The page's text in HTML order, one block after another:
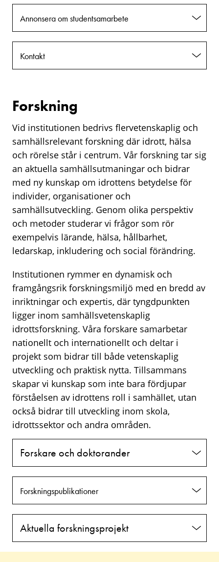
Annonsera om studentsamarbete
Kontakt
Forskning
Vid institutionen bedrivs flervetenskaplig och
samhällsrelevant forskning där idrott, hälsa
och rörelse står i centrum. Vår forskning tar sig
an aktuella samhällsutmaningar och bidrar
med ny kunskap om idrottens betydelse för
individer, organisationer och
samhällsutveckling. Genom olika perspektiv
och metoder studerar vi frågor som rör
exempelvis lärande, hälsa, hållbarhet,
ledarskap, inkludering och social förändring.
Institutionen rymmer en dynamisk och
framgångsrik forskningsmiljö med en bredd av
inriktningar och expertis, där tyngdpunkten
ligger inom samhällsvetenskaplig
idrottsforskning. Våra forskare samarbetar
nationellt och internationellt och deltar i
projekt som bidrar till både vetenskaplig
utveckling och praktisk nytta. Tillsammans
skapar vi kunskap som inte bara fördjupar
förståelsen av idrottens roll i samhället, utan
också bidrar till utveckling inom skola,
idrottssektor och andra områden.
Forskare och doktorander
Forskningspublikationer
Aktuella forskningsprojekt